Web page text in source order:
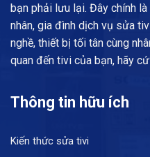
bạn phải lưu lại. Đây chính
nhân, gia đình dịch vụ sửa
nghề, thiết bị tối tân cùng
quan đến tivi của bạn, hãy
Thông tin hữu ích
Kiến thức sửa tivi